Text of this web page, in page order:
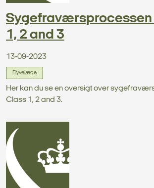
Sygefraværsprocessen
1, 2 and 3
13-09-2023
Flyvelæge
Her kan du se en oversigt over
Class 1, 2 and 3.